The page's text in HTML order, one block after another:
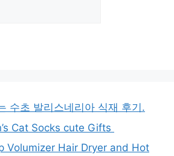
수초 발리스네리아 식재 후기.
Cat Socks cute Gifts
Volumizer Hair Dryer and Hot